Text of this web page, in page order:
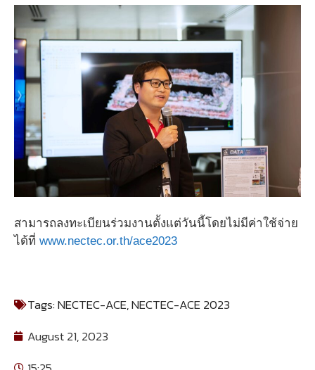
สามารถลงทะเบียนร่วมงานตั้งแต่วันนี้โดยไม่มีค่าใช้จ่าย
ได้ที่ www.nectec.or.th/ace2023
Tags:NECTEC-ACE,NECTEC-ACE 2023
August 21, 2023